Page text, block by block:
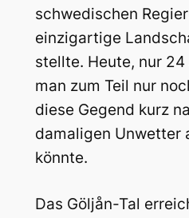
schwedischen
einzigartige
stellte. Heute, nur
man zum Teil nur
diese Gegend kurz
damaligen Unwetter
könnte.
Das Göljån-Tal